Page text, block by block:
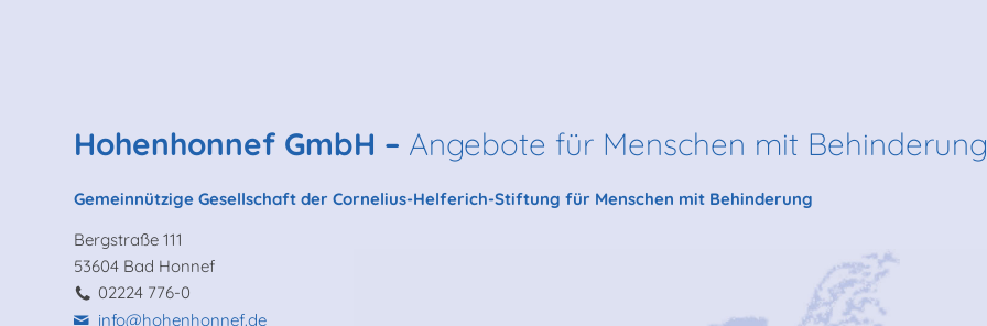
Hohenhonnef GmbH – Angebote für Menschen mit Behinderung
Gemeinnützige Gesellschaft der Cornelius-Helferich-Stiftung für Menschen mit Behinderung
Bergstraße 111
53604 Bad Honnef
02224 776-0
info@hohenhonnef.de